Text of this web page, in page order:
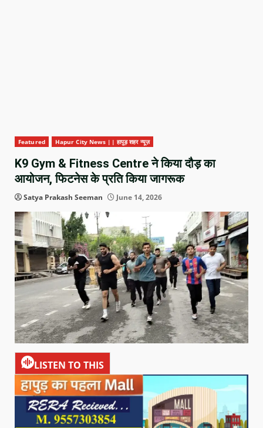
Featured Hapur City News || हापुड़ शहर न्यूज़
K9 Gym & Fitness Centre ने किया दौड़ का
आयोजन, फिटनेस के प्रति किया जागरूक
Satya Prakash Seeman June 14, 2026
LISTEN TO THIS